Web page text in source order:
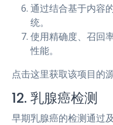
通过结合基于内容
统。
使用精确度、召回
性能。
点击这里获取该项目的源
12. 乳腺癌检测
早期乳腺癌的检测通过